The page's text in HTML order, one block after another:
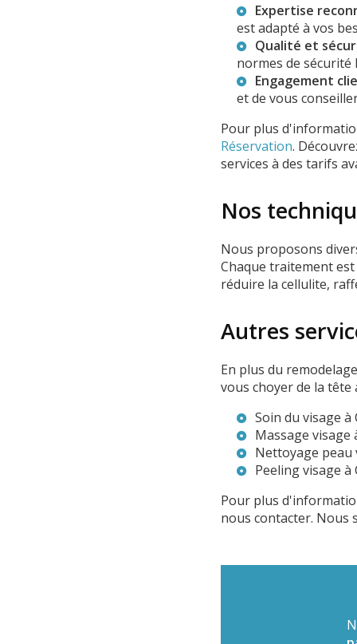
Expertise
est adapté à vos
Qualité et
normes de sécurité
Engagement
et de vous
Pour plus
Réservation.
services à des tarifs
Nos
Nous proposons
Chaque traitement
réduire la cellulite,
Autres
En plus du
vous choyer de la tête
Soin du visage à
Massage visage
Nettoyage peau
Peeling visage à
Pour plus
nous contacter. Nous